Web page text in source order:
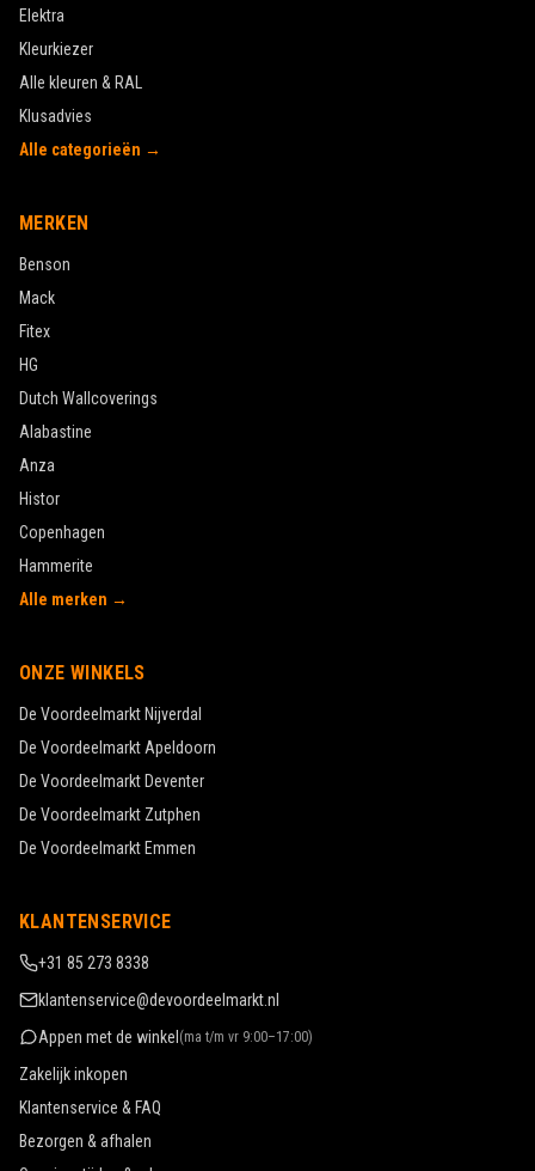
Elektra
Kleurkiezer
Alle kleuren & RAL
Klusadvies
Alle categorieën →
MERKEN
Benson
Mack
Fitex
HG
Dutch Wallcoverings
Alabastine
Anza
Histor
Copenhagen
Hammerite
Alle merken →
ONZE WINKELS
De Voordeelmarkt Nijverdal
De Voordeelmarkt Apeldoorn
De Voordeelmarkt Deventer
De Voordeelmarkt Zutphen
De Voordeelmarkt Emmen
KLANTENSERVICE
+31 85 273 8338
klantenservice@devoordeelmarkt.nl
Appen met de winkel (ma t/m vr 9:00–17:00)
Zakelijk inkopen
Klantenservice & FAQ
Bezorgen & afhalen